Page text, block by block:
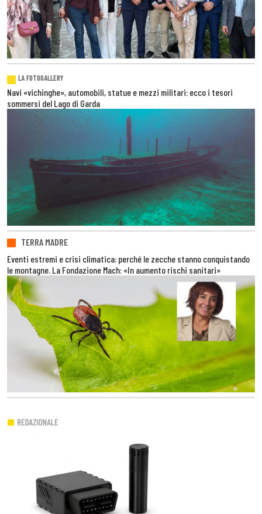
LA FOTOGALLERY
Navi «vichinghe», automobili, statue e mezzi militari: ecco i tesori
sommersi del Lago di Garda
TERRA MADRE
Eventi estremi e crisi climatica: perché le zecche stanno conquistando
le montagne. La Fondazione Mach: «In aumento rischi sanitari»